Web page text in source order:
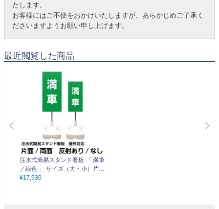
たします。
お客様にはご不便をおかけいたしますが、あらかじめご了承く
ださいますようお願い申し上げます。
最近閲覧した商品
注水式簡易スタンド看板 「 満車
／緑色 」 サイズ（大・小）片面
または両面 反射加工も出来ま
¥17,930